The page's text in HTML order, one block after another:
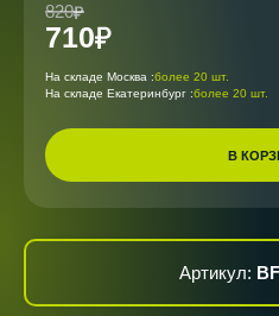
820
710
На складе Москва :более 20 шт.
На складе Екатеринбург :более 20 шт.
В
Артикул: